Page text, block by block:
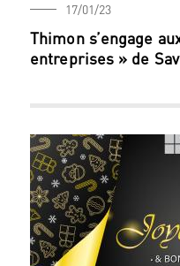
17/01/23
Thimon s’engage
entreprises » de